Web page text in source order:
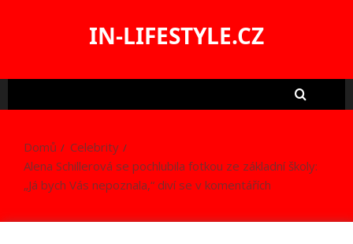
IN-LIFESTYLE.CZ
Domů
Celebrity
Alena Schillerová se pochlubila fotkou ze základní školy:
„Já bych Vás nepoznala,“ diví se v komentářích